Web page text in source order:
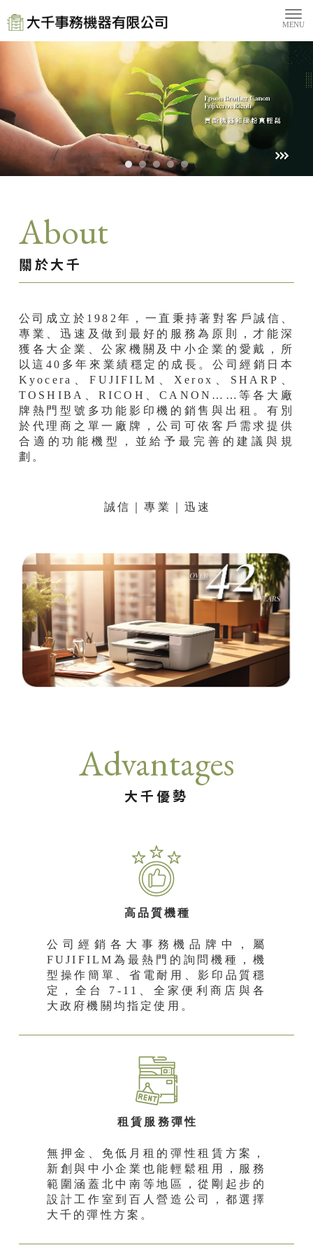
About
關於大千
公司成立於1982年，一直秉持著對客戶誠信、
專業、迅速及做到最好的服務為原則，才能深
獲各大企業、公家機關及中小企業的愛戴，所
以這40多年來業績穩定的成長。公司經銷日本
Kyocera、FUJIFILM、Xerox、SHARP、
TOSHIBA、RICOH、CANON……等各大廠
牌熱門型號多功能影印機的銷售與出租。有別
於代理商之單一廠牌，公司可依客戶需求提供
合適的功能機型，並給予最完善的建議與規
劃。
誠信｜專業｜迅速
Advantages
大千優勢
高品質機種
公司經銷各大事務機品牌中，屬
FUJIFILM為最熱門的詢問機種，機
型操作簡單、省電耐用、影印品質穩
定，全台 7-11、全家便利商店與各
大政府機關均指定使用。
租賃服務彈性
無押金、免低月租的彈性租賃方案，
新創與中小企業也能輕鬆租用，服務
範圍涵蓋北中南等地區，從剛起步的
設計工作室到百人營造公司，都選擇
大千的彈性方案。